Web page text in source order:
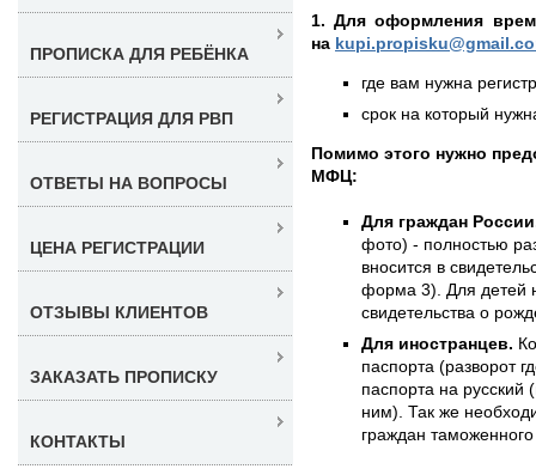
1. Для оформления
на
где вам нужна
срок на который
Помимо этого нужно
МФЦ:
Для граждан
фото) - полностью
вносится в
форма 3). Для детей
свидетельства о
Для иностранцев.
паспорта (разворот
паспорта на русский
ним). Так же
граждан
ПРОПИСКА ДЛЯ РЕБЁНКА
РЕГИСТРАЦИЯ ДЛЯ РВП
ОТВЕТЫ НА ВОПРОСЫ
ЦЕНА РЕГИСТРАЦИИ
ОТЗЫВЫ КЛИЕНТОВ
ЗАКАЗАТЬ ПРОПИСКУ
КОНТАКТЫ